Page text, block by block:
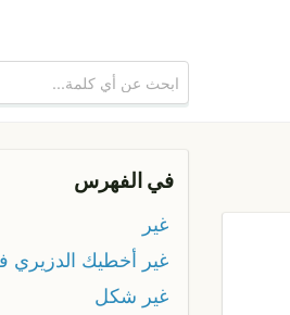
في الفهرس
غير
غير أخطيك الدزيري
غير شكل